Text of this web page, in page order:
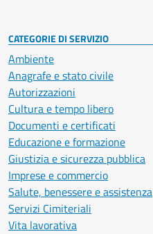
CATEGORIE DI SERVIZIO
Ambiente
Anagrafe e stato civile
Autorizzazioni
Cultura e tempo libero
Documenti e certificati
Educazione e formazione
Giustizia e sicurezza pubblica
Imprese e commercio
Salute, benessere e assistenza
Servizi Cimiteriali
Vita lavorativa